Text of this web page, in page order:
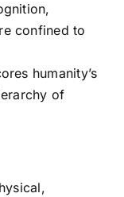
confined to
humanity’s
of